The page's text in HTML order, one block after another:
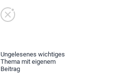
Ungelesenes wichtiges
Thema mit eigenem
Beitrag